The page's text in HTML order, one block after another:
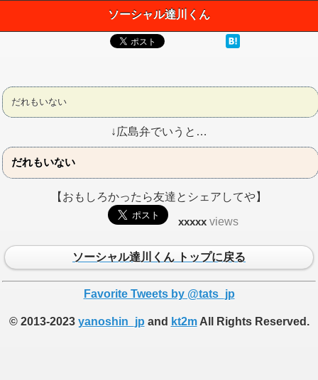
ソーシャル達川くん
だれもいない
↓広島弁でいうと…
だれもいない
【おもしろかったら友達とシェアしてや】
xxxxx views
ソーシャル達川くん トップに戻る
Favorite Tweets by @tats_jp
© 2013-2023 yanoshin_jp and kt2mAll Rights Reserved.